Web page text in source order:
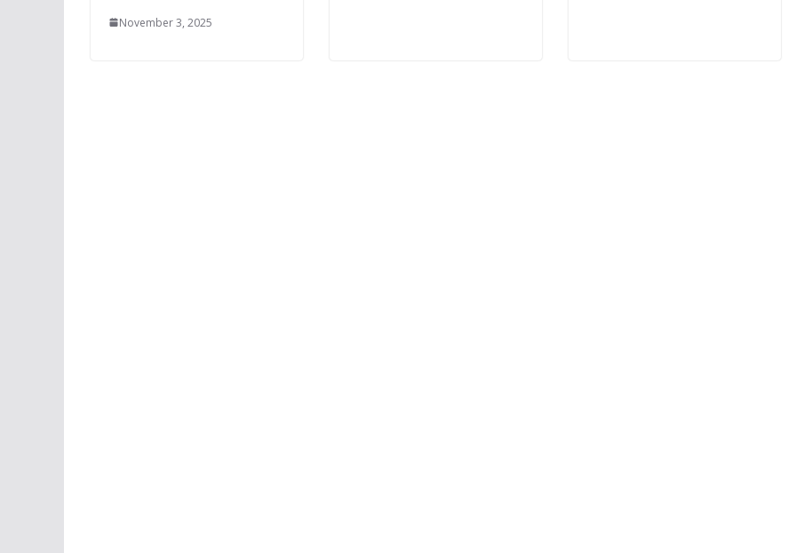
November 3, 2025